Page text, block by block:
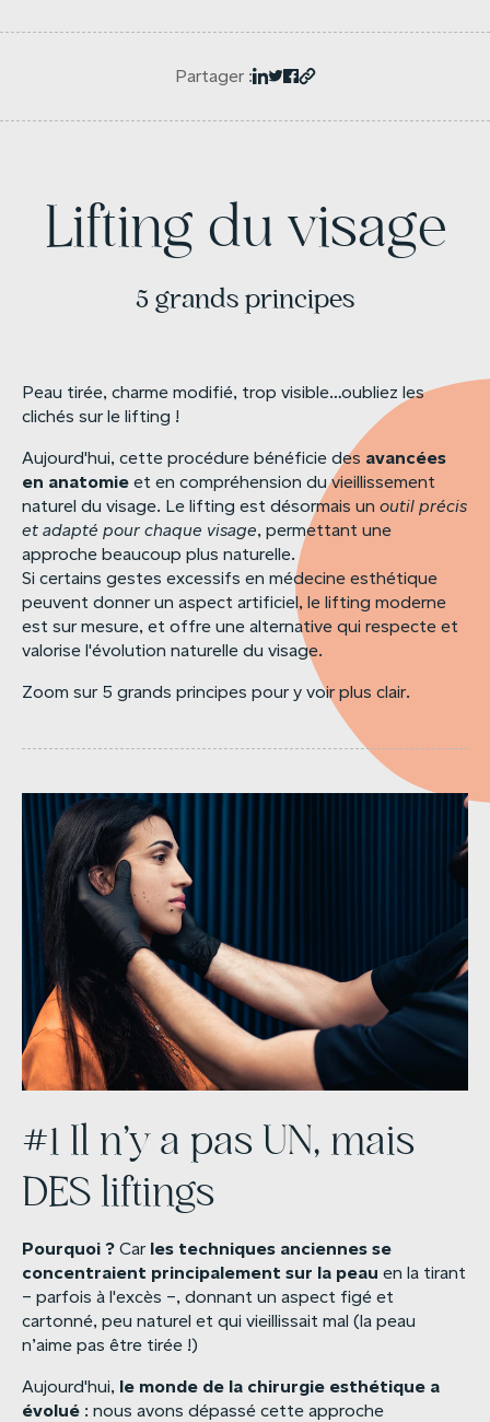
Partager :
Lifting du visage
5 grands principes
Peau tirée, charme modifié, trop visible…oubliez les
clichés sur le lifting !
Aujourd'hui, cette procédure bénéficie des avancées
en anatomie et en compréhension du vieillissement
naturel du visage. Le lifting est désormais un outil précis
et adapté pour chaque visage, permettant une
approche beaucoup plus naturelle.
Si certains gestes excessifs en médecine esthétique
peuvent donner un aspect artificiel, le lifting moderne
est sur mesure, et offre une alternative qui respecte et
valorise l'évolution naturelle du visage.
Zoom sur 5 grands principes pour y voir plus clair.
#1 Il n’y a pas UN, mais
DES liftings
Pourquoi ? Car les techniques anciennes se
concentraient principalement sur la peau en la tirant
– parfois à l'excès –, donnant un aspect figé et
cartonné, peu naturel et qui vieillissait mal (la peau
n’aime pas être tirée !)
Aujourd'hui, le monde de la chirurgie esthétique a
évolué : nous avons dépassé cette approche